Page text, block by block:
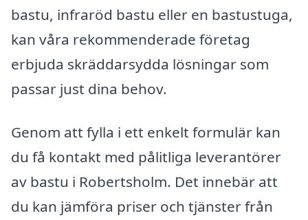
bastu, infraröd bastu eller en bastustuga,
kan våra rekommenderade företag
erbjuda skräddarsydda lösningar som
passar just dina behov.
Genom att fylla i ett enkelt formulär kan
du få kontakt med pålitliga leverantörer
av bastu i Robertsholm. Det innebär att
du kan jämföra priser och tjänster från